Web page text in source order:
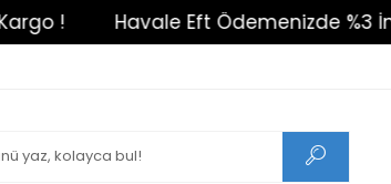
Havale Eft Ödemenizde %3 İndirim !